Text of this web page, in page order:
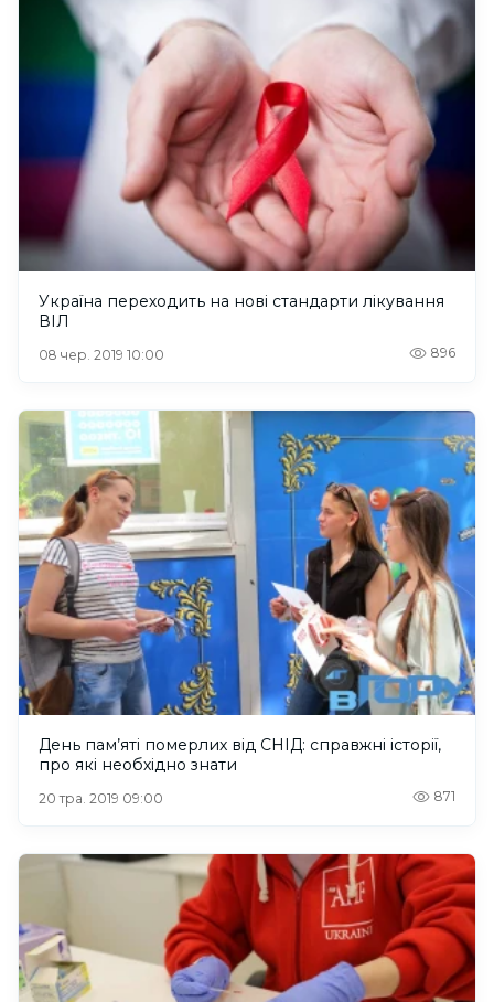
Україна переходить на нові стандарти лікування
ВІЛ
08 чер. 2019 10:00 896
День пам’яті померлих від СНІД: справжні історії,
про які необхідно знати
20 тра. 2019 09:00 871